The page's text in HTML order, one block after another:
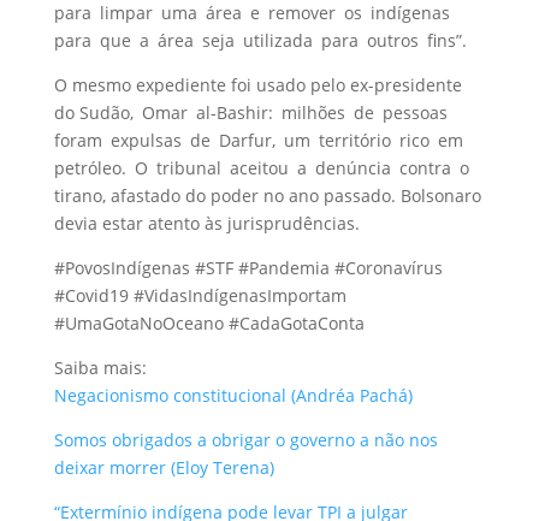
para limpar uma área e remover os indígenas
para que a área seja utilizada para outros fins”.
O mesmo expediente foi usado pelo ex-presidente
do Sudão, Omar al-Bashir: milhões de pessoas
foram expulsas de Darfur, um território rico em
petróleo. O tribunal aceitou a denúncia contra o
tirano, afastado do poder no ano passado. Bolsonaro
devia estar atento às jurisprudências.
#PovosIndígenas #STF #Pandemia #Coronavírus
#Covid19 #VidasIndígenasImportam
#UmaGotaNoOceano #CadaGotaConta
Saiba mais:
Negacionismo constitucional (Andréa Pachá)
Somos obrigados a obrigar o governo a não nos
deixar morrer (Eloy Terena)
“Extermínio indígena pode levar TPI a julgar